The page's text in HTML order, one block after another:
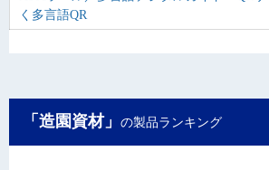
く多言語QR
「造園資材」 の製品ランキング